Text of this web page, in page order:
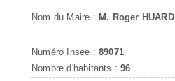
Nom du Maire : M. Roger HUARD
Numéro Insee : 89071
Nombre d'habitants :96